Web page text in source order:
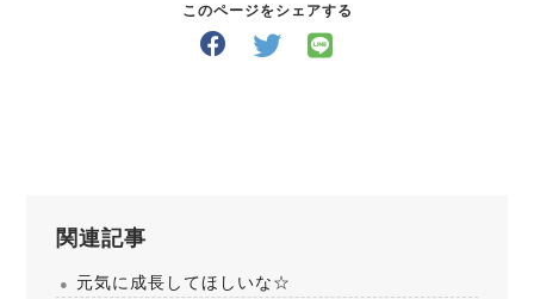
このページをシェアする
関連記事
元気に成長してほしいな☆